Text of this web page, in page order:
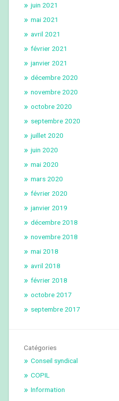
juin 2021
mai 2021
avril 2021
février 2021
janvier 2021
décembre 2020
novembre 2020
octobre 2020
septembre 2020
juillet 2020
juin 2020
mai 2020
mars 2020
février 2020
janvier 2019
décembre 2018
novembre 2018
mai 2018
avril 2018
février 2018
octobre 2017
septembre 2017
Catégories
Conseil syndical
COPIL
Information